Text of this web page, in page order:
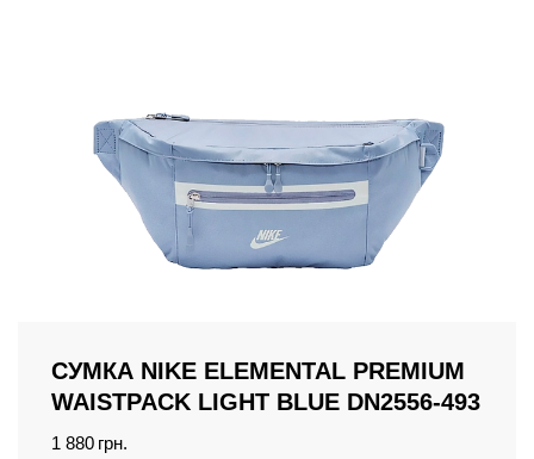
СУМКА NIKE ELEMENTAL PREMIUM
WAISTPACK LIGHT BLUE DN2556-493
1 880 грн.